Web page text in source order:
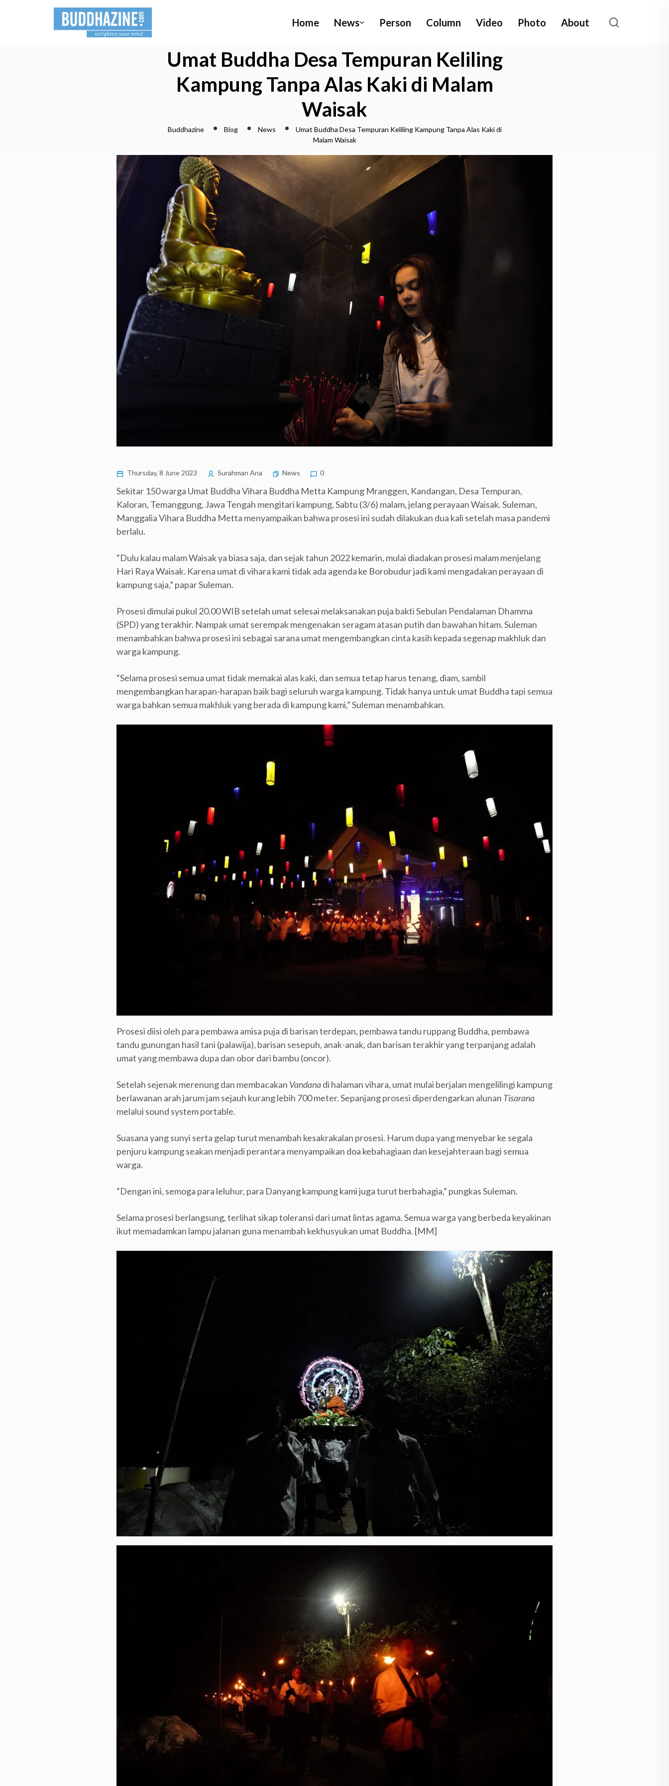
Home News Person Column Video Photo About
Umat Buddha Desa Tempuran Keliling
Kampung Tanpa Alas Kaki di Malam
Waisak
Buddhazine Blog News
Umat Buddha Desa Tempuran Keliling Kampung Tanpa Alas Kaki di
Malam Waisak
Thursday, 8 June 2023 Surahman Ana News 0
Sekitar 150 warga Umat Buddha Vihara Buddha Metta Kampung Mranggen, Kandangan, Desa Tempuran,
Kaloran, Temanggung, Jawa Tengah mengitari kampung, Sabtu (3/6) malam, jelang perayaan Waisak. Suleman,
Manggalia Vihara Buddha Metta menyampaikan bahwa prosesi ini sudah dilakukan dua kali setelah masa pandemi
berlalu.
“Dulu kalau malam Waisak ya biasa saja, dan sejak tahun 2022 kemarin, mulai diadakan prosesi malam menjelang
Hari Raya Waisak. Karena umat di vihara kami tidak ada agenda ke Borobudur jadi kami mengadakan perayaan di
kampung saja,” papar Suleman.
Prosesi dimulai pukul 20.00 WIB setelah umat selesai melaksanakan puja bakti Sebulan Pendalaman Dhamma
(SPD) yang terakhir. Nampak umat serempak mengenakan seragam atasan putih dan bawahan hitam. Suleman
menambahkan bahwa prosesi ini sebagai sarana umat mengembangkan cinta kasih kepada segenap makhluk dan
warga kampung.
“Selama prosesi semua umat tidak memakai alas kaki, dan semua tetap harus tenang, diam, sambil
mengembangkan harapan-harapan baik bagi seluruh warga kampung. Tidak hanya untuk umat Buddha tapi semua
warga bahkan semua makhluk yang berada di kampung kami,” Suleman menambahkan.
Prosesi diisi oleh para pembawa amisa puja di barisan terdepan, pembawa tandu ruppang Buddha, pembawa
tandu gunungan hasil tani (palawija), barisan sesepuh, anak-anak, dan barisan terakhir yang terpanjang adalah
umat yang membawa dupa dan obor dari bambu (oncor).
Setelah sejenak merenung dan membacakan Vandanadi halaman vihara, umat mulai berjalan mengelilingi kampung
berlawanan arah jarum jam sejauh kurang lebih 700 meter. Sepanjang prosesi diperdengarkan alunan Tisarana
melalui sound system portable.
Suasana yang sunyi serta gelap turut menambah kesakrakalan prosesi. Harum dupa yang menyebar ke segala
penjuru kampung seakan menjadi perantara menyampaikan doa kebahagiaan dan kesejahteraan bagi semua
warga.
“Dengan ini, semoga para leluhur, para Danyang kampung kami juga turut berbahagia,” pungkas Suleman.
Selama prosesi berlangsung, terlihat sikap toleransi dari umat lintas agama. Semua warga yang berbeda keyakinan
ikut memadamkan lampu jalanan guna menambah kekhusyukan umat Buddha. [MM]